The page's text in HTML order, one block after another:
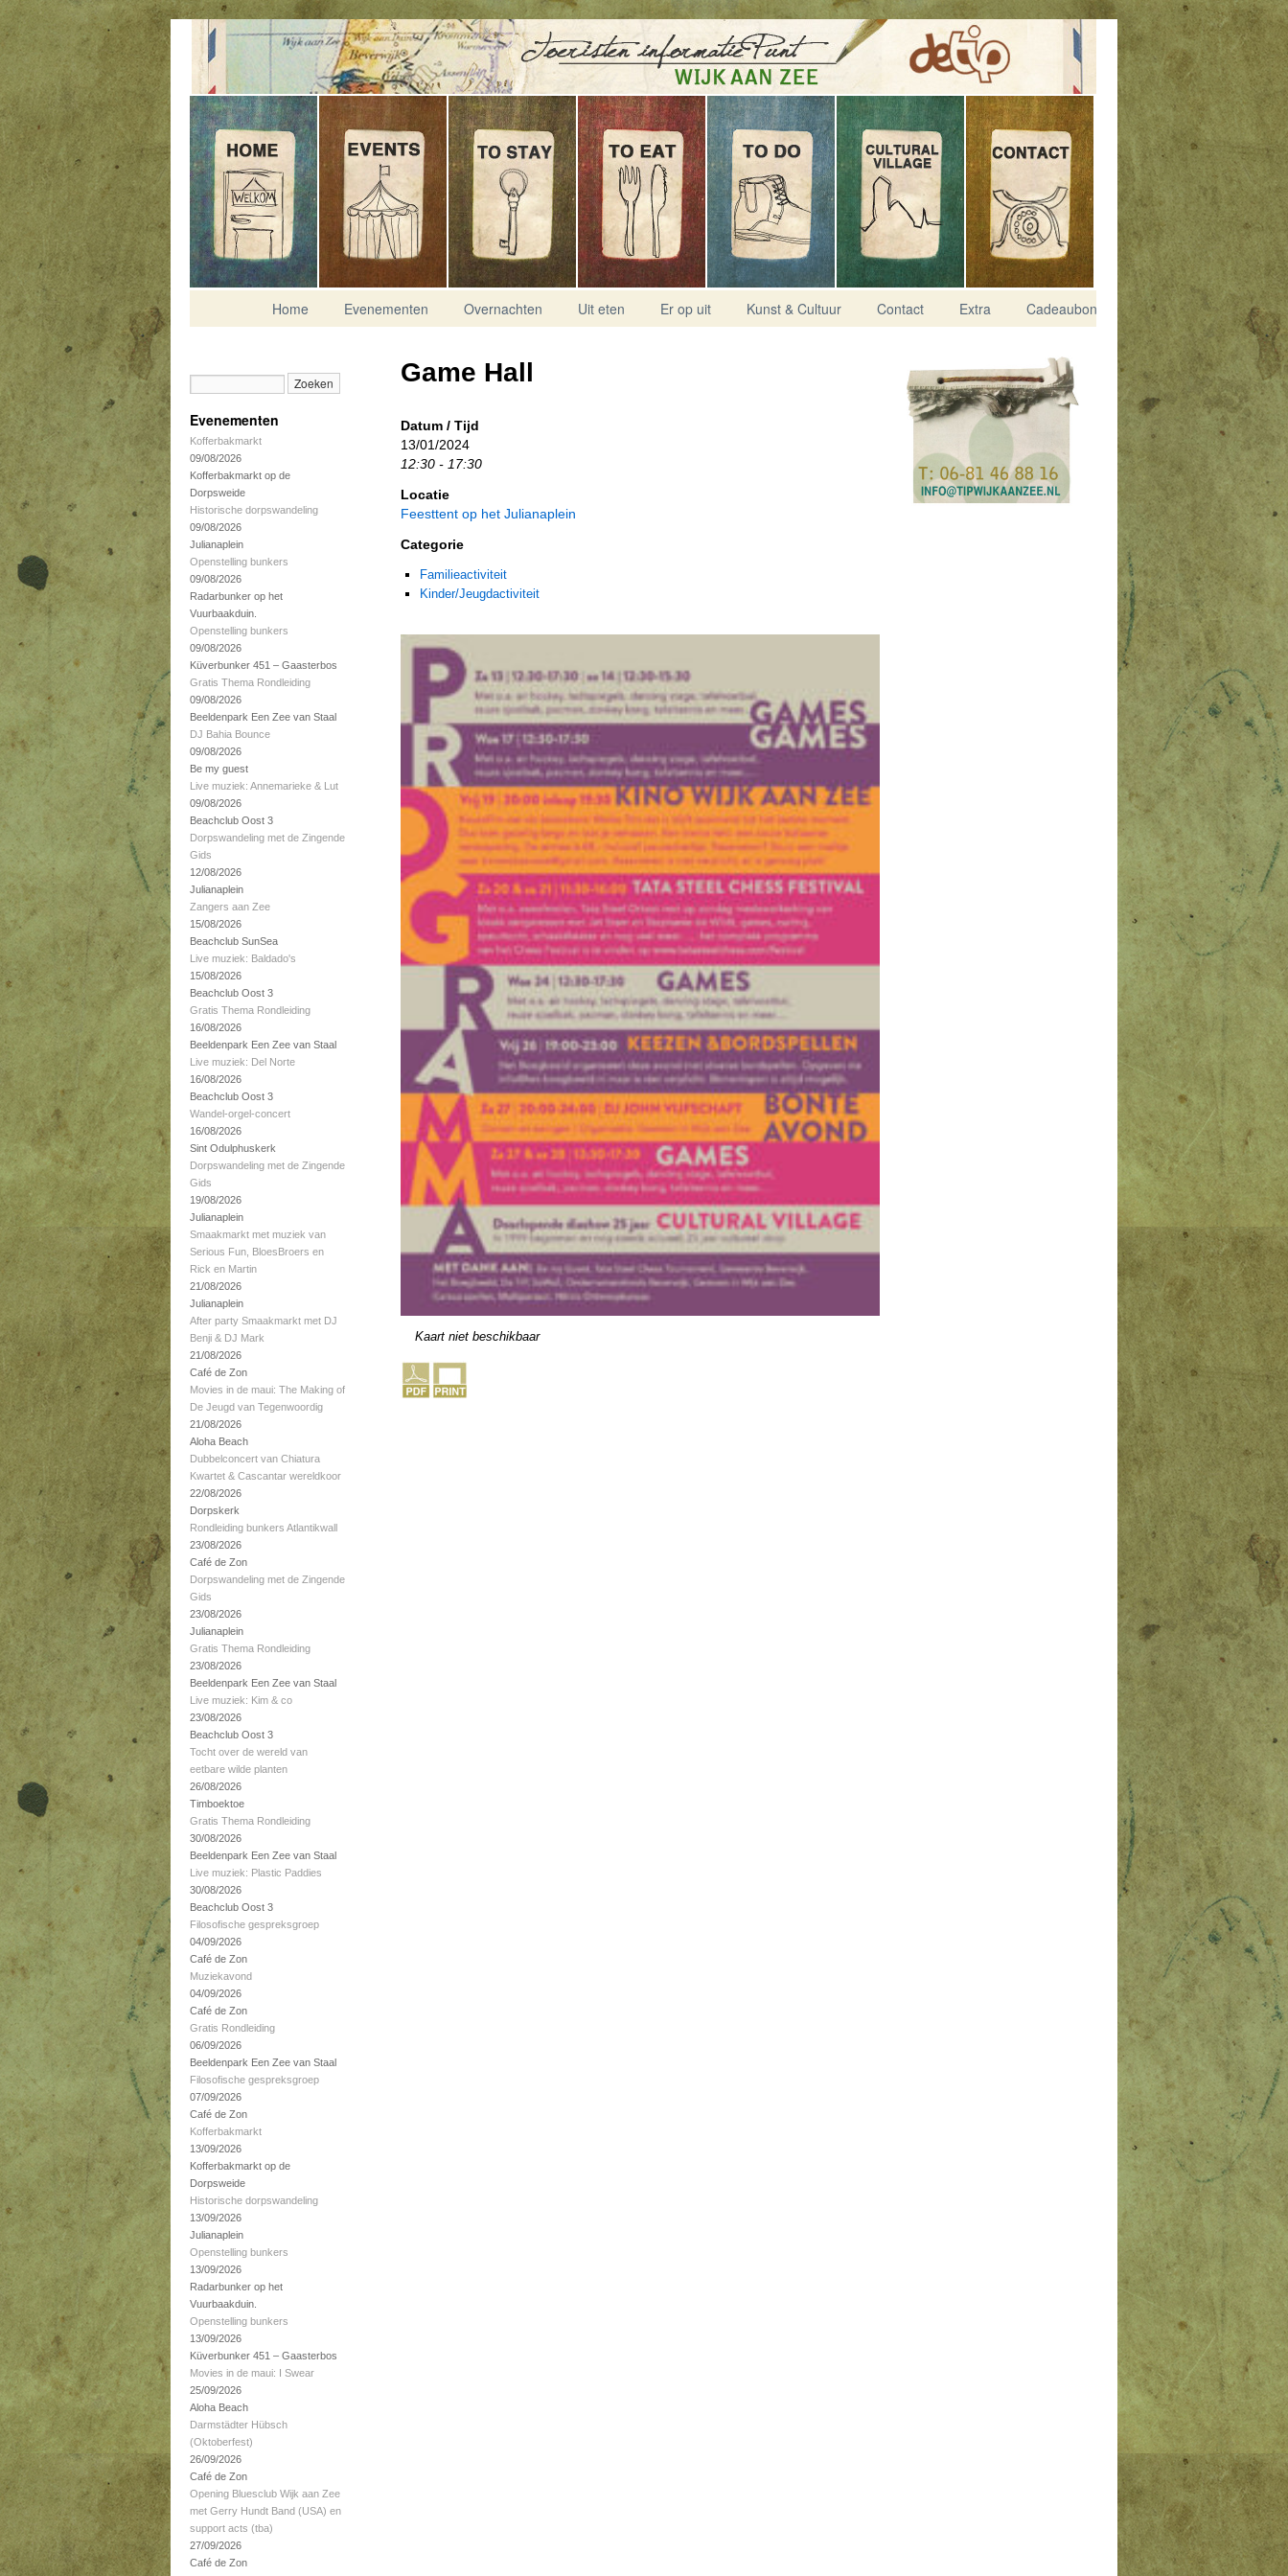
Contact
Home Evenementen Overnachten Uit eten Er op uit Kunst & Cultuur Contact Extra Cadeaubon
Evenementen
Kofferbakmarkt
09/08/2026
Kofferbakmarkt op de
Dorpsweide
Historische dorpswandeling
09/08/2026
Julianaplein
Openstelling bunkers
09/08/2026
Radarbunker op het
Vuurbaakduin.
Openstelling bunkers
09/08/2026
Küverbunker 451 – Gaasterbos
Gratis Thema Rondleiding
09/08/2026
Beeldenpark Een Zee van Staal
DJ Bahia Bounce
09/08/2026
Be my guest
Live muziek: Annemarieke & Lut
09/08/2026
Beachclub Oost 3
Dorpswandeling met de Zingende
Gids
12/08/2026
Julianaplein
Zangers aan Zee
15/08/2026
Beachclub SunSea
Live muziek: Baldado's
15/08/2026
Beachclub Oost 3
Gratis Thema Rondleiding
16/08/2026
Beeldenpark Een Zee van Staal
Live muziek: Del Norte
16/08/2026
Beachclub Oost 3
Wandel-orgel-concert
16/08/2026
Sint Odulphuskerk
Dorpswandeling met de Zingende
Gids
19/08/2026
Julianaplein
Smaakmarkt met muziek van
Serious Fun, BloesBroers en
Rick en Martin
21/08/2026
Julianaplein
After party Smaakmarkt met DJ
Benji & DJ Mark
21/08/2026
Café de Zon
Movies in de maui: The Making of
De Jeugd van Tegenwoordig
21/08/2026
Aloha Beach
Dubbelconcert van Chiatura
Kwartet & Cascantar wereldkoor
22/08/2026
Dorpskerk
Rondleiding bunkers Atlantikwall
23/08/2026
Café de Zon
Dorpswandeling met de Zingende
Gids
23/08/2026
Julianaplein
Gratis Thema Rondleiding
23/08/2026
Beeldenpark Een Zee van Staal
Live muziek: Kim & co
23/08/2026
Beachclub Oost 3
Tocht over de wereld van
eetbare wilde planten
26/08/2026
Timboektoe
Gratis Thema Rondleiding
30/08/2026
Beeldenpark Een Zee van Staal
Live muziek: Plastic Paddies
30/08/2026
Beachclub Oost 3
Filosofische gespreksgroep
04/09/2026
Café de Zon
Muziekavond
04/09/2026
Café de Zon
Gratis Rondleiding
06/09/2026
Beeldenpark Een Zee van Staal
Filosofische gespreksgroep
07/09/2026
Café de Zon
Kofferbakmarkt
13/09/2026
Kofferbakmarkt op de
Dorpsweide
Historische dorpswandeling
13/09/2026
Julianaplein
Openstelling bunkers
13/09/2026
Radarbunker op het
Vuurbaakduin.
Openstelling bunkers
13/09/2026
Küverbunker 451 – Gaasterbos
Movies in de maui: I Swear
25/09/2026
Aloha Beach
Darmstädter Hübsch
(Oktoberfest)
26/09/2026
Café de Zon
Opening Bluesclub Wijk aan Zee
met Gerry Hundt Band (USA) en
support acts (tba)
27/09/2026
Café de Zon
Game Hall
Datum / Tijd
13/01/2024
12:30 - 17:30
Locatie
Feesttent op het Julianaplein
Categorie
Familieactiviteit
Kinder/Jeugdactiviteit
Kaart niet beschikbaar